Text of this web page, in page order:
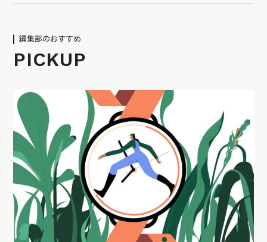
編集部のおすすめ
PICKUP